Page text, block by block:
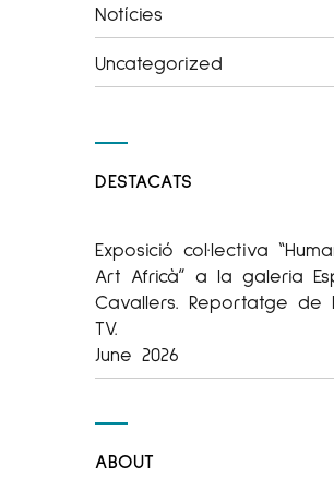
Notícies
Uncategorized
DESTACATS
Exposició col·lectiva
Art Africà” a la galeria
Cavallers. Reportatge de
TV.
June 2026
ABOUT